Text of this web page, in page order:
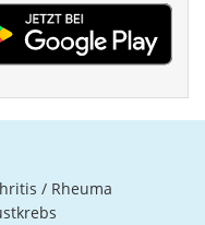
/ Rheuma